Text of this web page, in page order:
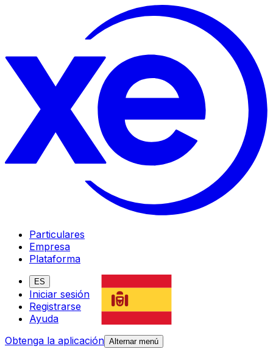
Particulares
Empresa
Plataforma
ES
Iniciar sesión
Registrarse
Ayuda
Obtenga la aplicación Alternar menú